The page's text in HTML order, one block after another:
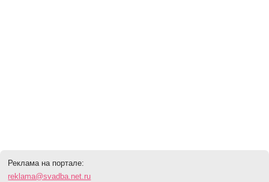
Реклама на портале:
reklama@svadba.net.ru